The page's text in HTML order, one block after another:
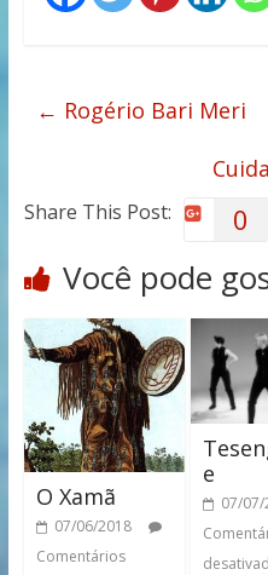
← Rogério Bari Meri
Share This Post: 0
Você pode
O Xamã
07/06/2018
Comentários
e
07/07/